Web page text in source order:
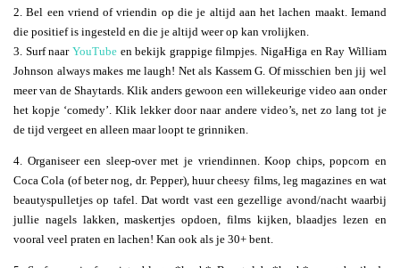
2. Bel een vriend of vriendin op die je altijd aan het lachen maakt. Iemand
die positief is ingesteld en die je altijd weer op kan vrolijken.
3. Surf naar YouTubeen bekijk grappige filmpjes. NigaHiga en Ray William
Johnson always makes me laugh! Net als Kassem G. Of misschien ben jij wel
meer van de Shaytards. Klik anders gewoon een willekeurige video aan onder
het kopje ‘comedy’. Klik lekker door naar andere video’s, net zo lang tot je
de tijd vergeet en alleen maar loopt te grinniken.
4. Organiseer een sleep-over met je vriendinnen. Koop chips, popcorn en
Coca Cola (of beter nog, dr. Pepper), huur cheesy films, leg magazines en wat
beautyspulletjes op tafel. Dat wordt vast een gezellige avond/nacht waarbij
jullie nagels lakken, maskertjes opdoen, films kijken, blaadjes lezen en
vooral veel praten en lachen! Kan ook als je 30+ bent.